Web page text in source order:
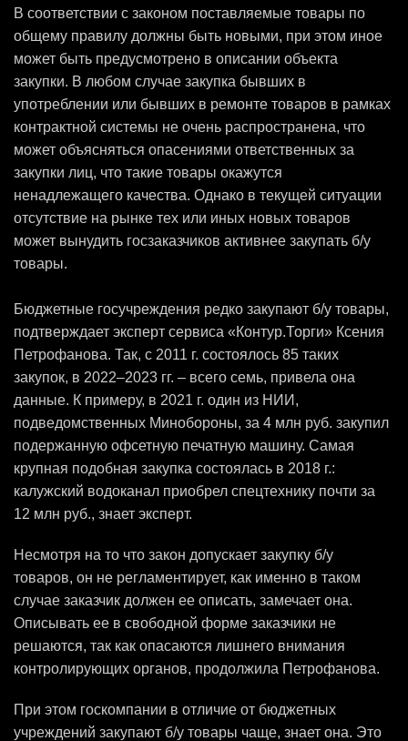
В соответствии с законом поставляемые товары по
общему правилу должны быть новыми, при этом иное
может быть предусмотрено в описании объекта
закупки. В любом случае закупка бывших в
употреблении или бывших в ремонте товаров в рамках
контрактной системы не очень распространена, что
может объясняться опасениями ответственных за
закупки лиц, что такие товары окажутся
ненадлежащего качества. Однако в текущей ситуации
отсутствие на рынке тех или иных новых товаров
может вынудить госзаказчиков активнее закупать б/у
товары.
Бюджетные госучреждения редко закупают б/у товары,
подтверждает эксперт сервиса «Контур.Торги» Ксения
Петрофанова. Так, c 2011 г. состоялось 85 таких
закупок, в 2022–2023 гг. – всего семь, привела она
данные. К примеру, в 2021 г. один из НИИ,
подведомственных Минобороны, за 4 млн руб. закупил
подержанную офсетную печатную машину. Самая
крупная подобная закупка состоялась в 2018 г.:
калужский водоканал приобрел спецтехнику почти за
12 млн руб., знает эксперт.
Несмотря на то что закон допускает закупку б/у
товаров, он не регламентирует, как именно в таком
случае заказчик должен ее описать, замечает она.
Описывать ее в свободной форме заказчики не
решаются, так как опасаются лишнего внимания
контролирующих органов, продолжила Петрофанова.
При этом госкомпании в отличие от бюджетных
учреждений закупают б/у товары чаще, знает она. Это